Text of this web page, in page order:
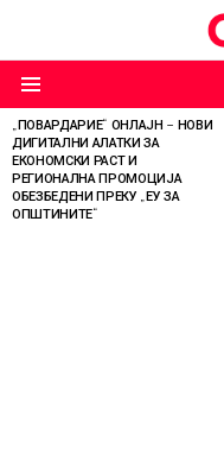
LATEST
STORIES
„ПОВАРДАРИЕ“ ОНЛАЈН – НОВИ
ДИГИТАЛНИ АЛАТКИ ЗА
ЕКОНОМСКИ РАСТ И
РЕГИОНАЛНА ПРОМОЦИЈА
ОБЕЗБЕДЕНИ ПРЕКУ „ЕУ ЗА
ОПШТИНИТЕ“